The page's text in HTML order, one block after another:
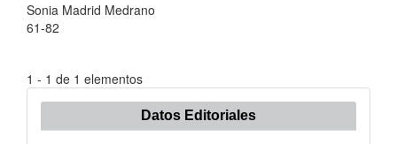
Sonia Madrid Medrano
61-82
1 - 1 de 1 elementos
Datos Editoriales